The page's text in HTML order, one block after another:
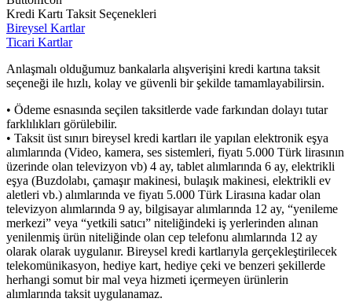
Kredi Kartı Taksit Seçenekleri
Bireysel Kartlar
Ticari Kartlar
Anlaşmalı olduğumuz bankalarla alışverişini kredi kartına taksit
seçeneği ile hızlı, kolay ve güvenli bir şekilde tamamlayabilirsin.
• Ödeme esnasında seçilen taksitlerde vade farkından dolayı tutar
farklılıkları görülebilir.
• Taksit üst sınırı bireysel kredi kartları ile yapılan elektronik eşya
alımlarında (Video, kamera, ses sistemleri, fiyatı 5.000 Türk lirasının
üzerinde olan televizyon vb) 4 ay, tablet alımlarında 6 ay, elektrikli
eşya (Buzdolabı, çamaşır makinesi, bulaşık makinesi, elektrikli ev
aletleri vb.) alımlarında ve fiyatı 5.000 Türk Lirasına kadar olan
televizyon alımlarında 9 ay, bilgisayar alımlarında 12 ay, “yenileme
merkezi” veya “yetkili satıcı” niteliğindeki iş yerlerinden alınan
yenilenmiş ürün niteliğinde olan cep telefonu alımlarında 12 ay
olarak olarak uygulanır. Bireysel kredi kartlarıyla gerçekleştirilecek
telekomünikasyon, hediye kart, hediye çeki ve benzeri şekillerde
herhangi somut bir mal veya hizmeti içermeyen ürünlerin
alımlarında taksit uygulanamaz.